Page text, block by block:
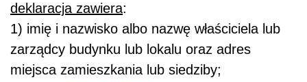
deklaracja zawiera:
1) imię i nazwisko albo nazwę właściciela lub
zarządcy budynku lub lokalu oraz adres
miejsca zamieszkania lub siedziby;